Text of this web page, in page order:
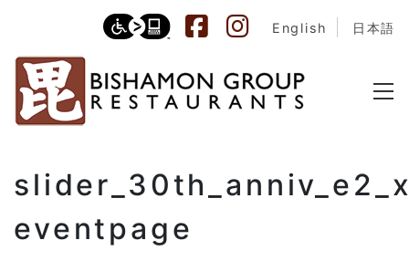
English 日本語
eventpage